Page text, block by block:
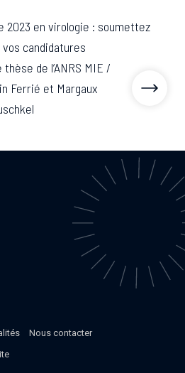
2023 en virologie : soumettez
vos candidatures
de l’ANRS MIE /
Ferrié et Margaux
Nous contacter